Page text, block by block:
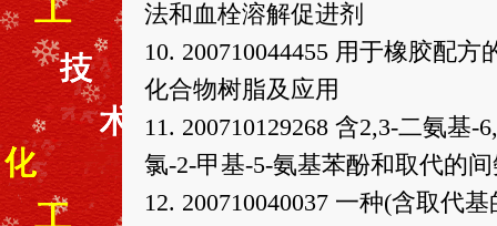
法和血栓溶解促进剂
10. 200710044455 用于橡胶配
化合物树脂及应用
11. 200710129268 含2,3-二氨基
氯-2-甲基-5-氨基苯酚和取代的
12. 200710040037 一种(含取代